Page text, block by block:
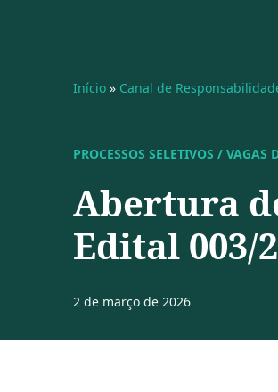
Início » Canal de
PROCESSOS SELETIVOS / VAGAS
Abertura
Edital 003/
2 de março de 2026